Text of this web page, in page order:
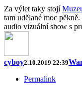
Za výlet taky stojí
tam udělané moc
audio vizuální show s
cyboy2.10.2019 22:39
Permalink